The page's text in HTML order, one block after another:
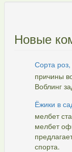
Новые
Сорта
причины
Воблинг
Ёжики в
мелбет
мелбет
спорта.